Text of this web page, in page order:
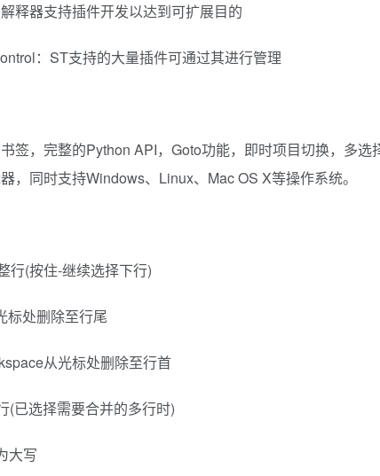
释器支持插件开发以达到可扩展目的
：ST支持的大量插件可通过其进行管理
签，完整的Python API，Goto功能，即时项目切换，多
，同时支持Windows、Linux、Mac OS X等操作系统。
行(按住-继续选择下行)
标处删除至行尾
从光标处删除至行首
(已选择需要合并的多行时)
大写